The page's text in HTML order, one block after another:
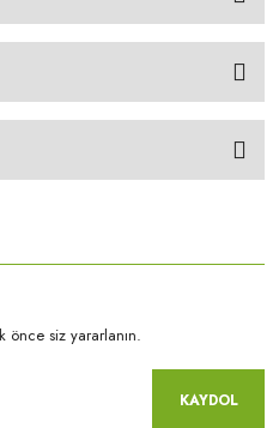
siz yararlanın.
KAYDOL